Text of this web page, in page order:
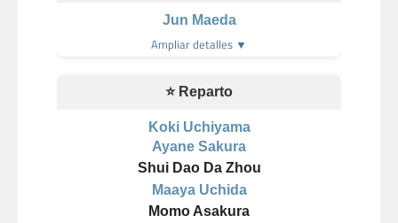
Jun Maeda
Ampliar detalles ▼
⭐ Reparto
Koki Uchiyama
Ayane Sakura
Shui Dao Da Zhou
Maaya Uchida
Momo Asakura